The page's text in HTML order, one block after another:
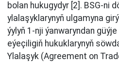
bolan hukugydyr [2]. BSG-ni
ylalaşyklarynyň ulgamyna
ýylyň 1-nji ýanwaryndan
eýeçiligiň hukuklarynyň
Ylalaşyk (Agreement on